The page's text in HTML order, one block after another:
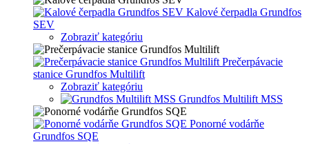
Kalové čerpadla Grundfos
SEV
Zobraziť kategóriu
Prečerpávacie
stanice Grundfos Multilift
Zobraziť kategóriu
Grundfos Multilift MSS
Ponorné vodárňe
Grundfos SQE